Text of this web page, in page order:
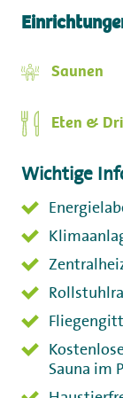
Saunen
Eten &
Wichtige
Sauna im